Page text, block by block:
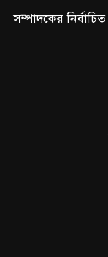
সম্পাদকের নির্বাচিত